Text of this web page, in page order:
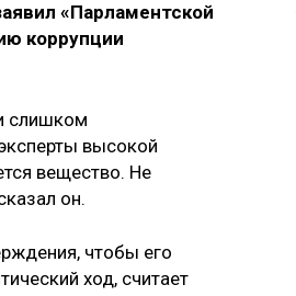
«Парламентской
коррупции
слишком
высокой
вещество. Не
он.
чтобы его
ход, считает